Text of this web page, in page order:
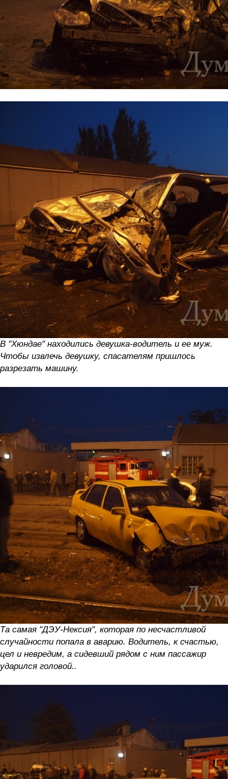
В "Хюндае" находились девушка-водитель и ее муж.
Чтобы извлечь девушку, спасателям пришлось
разрезать машину.
Та самая "ДЭУ-Нексия", которая по несчастливой
случайности попала в аварию. Водитель, к счастью,
цел и невредим, а сидевший рядом с ним пассажир
ударился головой..